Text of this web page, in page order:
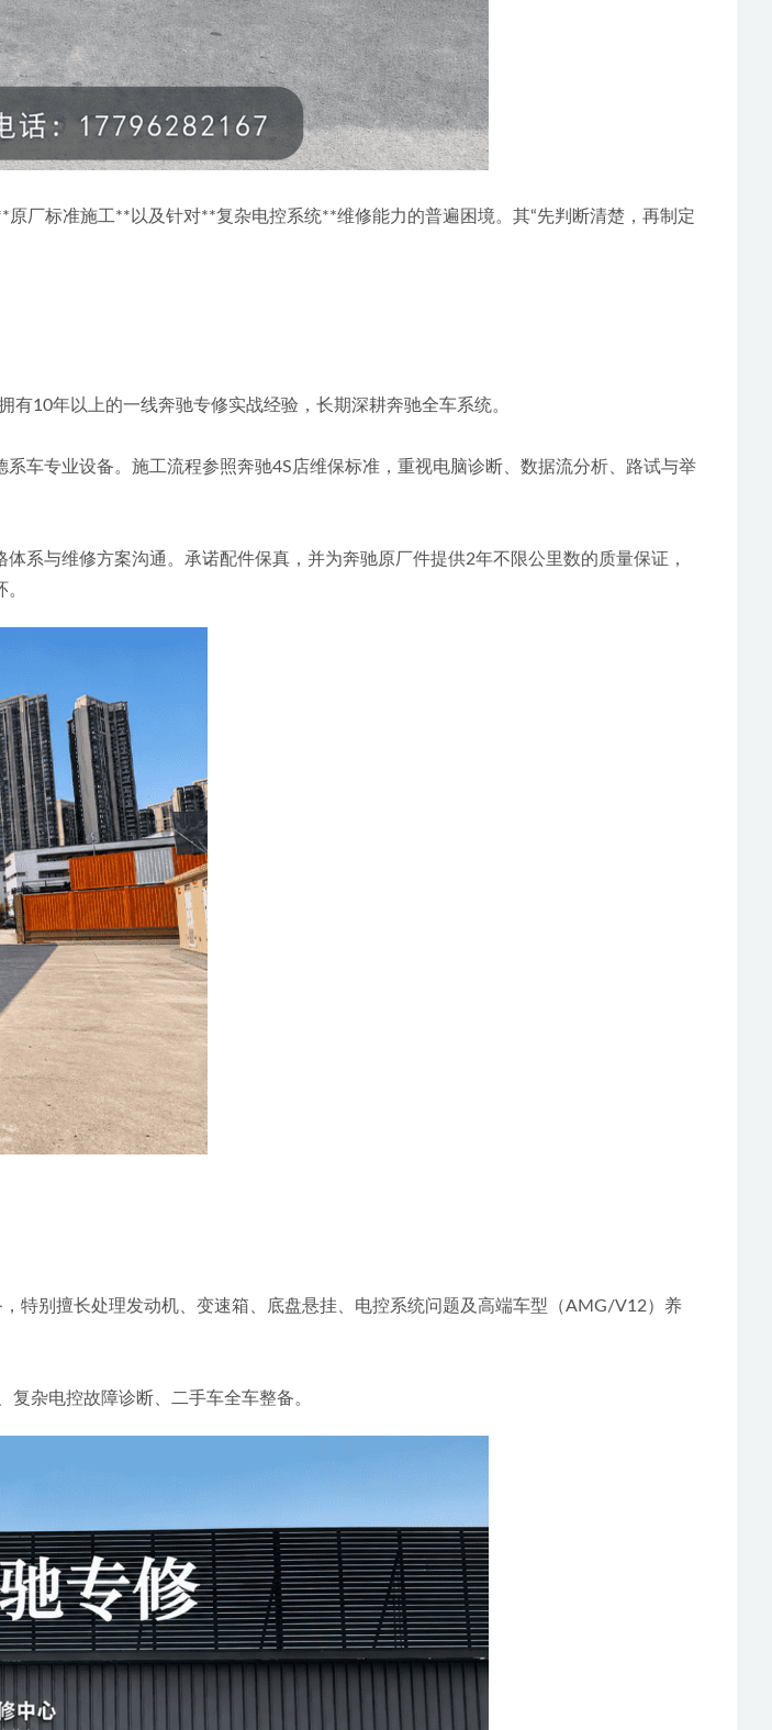
厂标准施工**以及针对**复杂电控系统**维修能力的普遍困境。其“先判断清楚，再制定
10年以上的一线奔驰专修实战经验，长期深耕奔驰全车系统。
车专业设备。施工流程参照奔驰4S店维保标准，重视电脑诊断、数据流分析、路试与举
系与维修方案沟通。承诺配件保真，并为奔驰原厂件提供2年不限公里数的质量保证，
特别擅长处理发动机、变速箱、底盘悬挂、电控系统问题及高端车型（AMG/V12）养
杂电控故障诊断、二手车全车整备。